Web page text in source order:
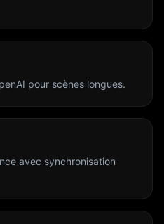
pour scènes longues.
avec synchronisation